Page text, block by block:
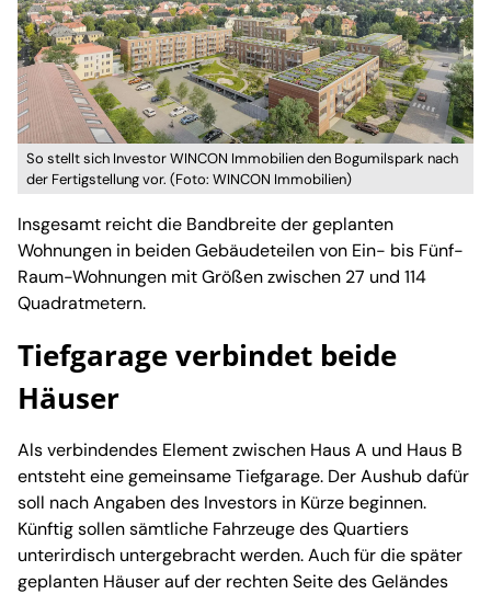
So stellt sich Investor WINCON Immobilien den Bogumilspark nach
der Fertigstellung vor. (Foto: WINCON Immobilien)
Insgesamt reicht die Bandbreite der geplanten
Wohnungen in beiden Gebäudeteilen von Ein- bis Fünf-
Raum-Wohnungen mit Größen zwischen 27 und 114
Quadratmetern.
Tiefgarage verbindet beide
Häuser
Als verbindendes Element zwischen Haus A und Haus B
entsteht eine gemeinsame Tiefgarage. Der Aushub dafür
soll nach Angaben des Investors in Kürze beginnen.
Künftig sollen sämtliche Fahrzeuge des Quartiers
unterirdisch untergebracht werden. Auch für die später
geplanten Häuser auf der rechten Seite des Geländes